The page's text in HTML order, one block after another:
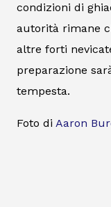
condizioni di
autorità rimane
altre forti
preparazione
tempesta.
Foto di Aaron